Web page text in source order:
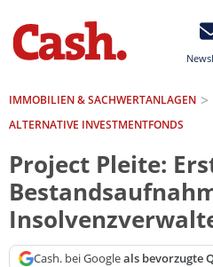
IMMOBILIEN & SACHWERTANLAGEN
ALTERNATIVE INVESTMENTFONDS
Project Pleite:
Cash. bei Googleals bevorzugte